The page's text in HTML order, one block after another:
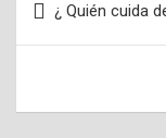
de
¿ Quién cuida